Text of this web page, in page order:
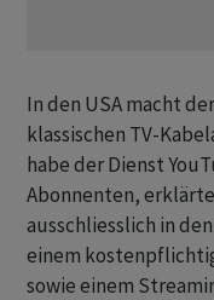
In den USA macht
klassischen TV-
habe der Dienst
Abonnenten, erklärte
ausschliesslich in
einem
sowie einem